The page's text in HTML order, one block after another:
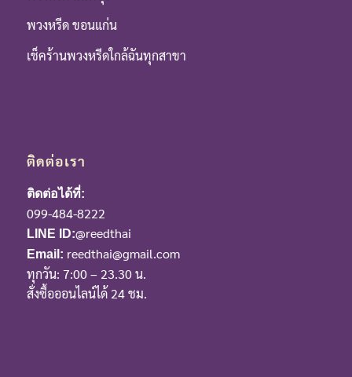
พวงหรีด ขอนแก่น
เช็คร้านพวงหรีดใกล้ฉันทุกสาขา
ติดต่อเรา
ติดต่อได้ที่:
099-484-8222
LINE ID:@reedthai
Email: reedthai@gmail.com
ทุกวัน: 7:00 – 23.30 น.
สั่งซื้อออนไลน์ได้ 24 ชม.